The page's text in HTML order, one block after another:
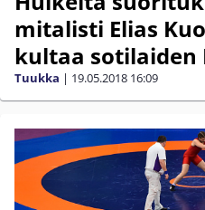
mitalisti Elias
kultaa sotilaiden
Tuukka | 19.05.2018 16:09